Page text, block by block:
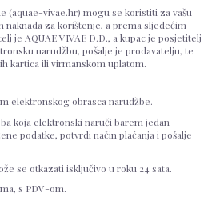
(aquae-vivae.hr) mogu se koristiti za vašu
za korištenje, a prema sljedećim
je AQUAE VIVAE D.D., a kupac je posjetitelj
narudžbu, pošalje je prodavatelju, te
kartica ili virmanskom uplatom.
elektronskog obrasca narudžbe.
koja elektronski naruči barem jedan
podatke, potvrdi način plaćanja i pošalje
se otkazati isključivo u roku 24 sata.
s PDV-om.